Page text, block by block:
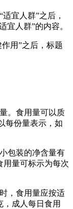
宜人群”之后，
宜人群”的内容。
用”之后，标题
。食用量可以质
每份量表示，如
包装的净含量有
用量可标示为每次
，食用量应按适
，成人每日食用